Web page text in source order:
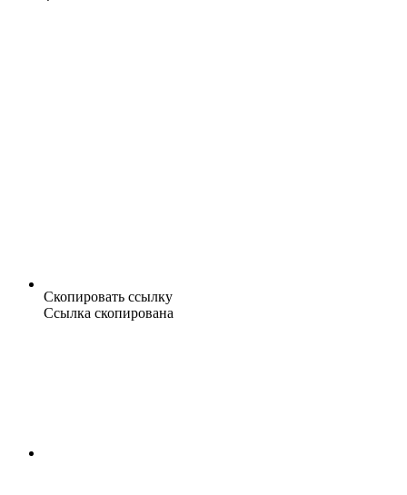
Скопировать ссылку
Ссылка скопирована